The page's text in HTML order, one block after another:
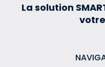
La solution